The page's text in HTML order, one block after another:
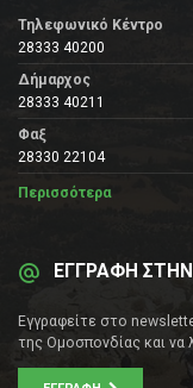
Τηλεφωνικό Κέντρο
28333 40200
Δήμαρχος
28333 40211
Φαξ
28330 22104
Περισσότερα
ΕΓΓΡΑΦΗ
Εγγραφείτε στο
της Ομοσπονδίας και να